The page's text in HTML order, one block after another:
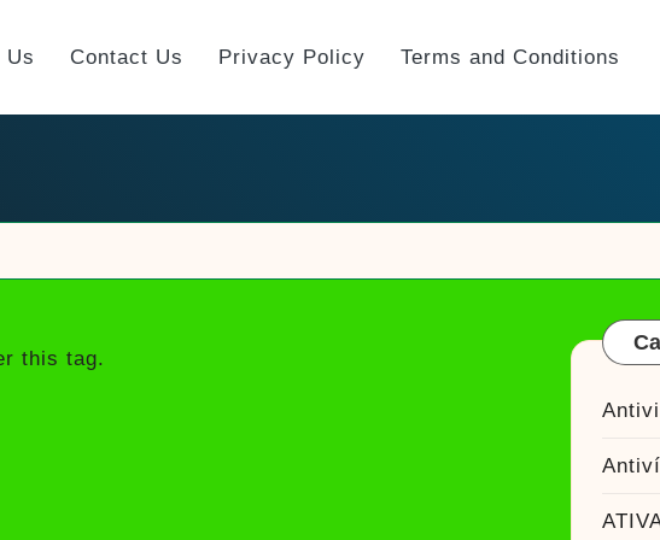
Us Contact Us Privacy Policy Terms and Conditions
this tag.